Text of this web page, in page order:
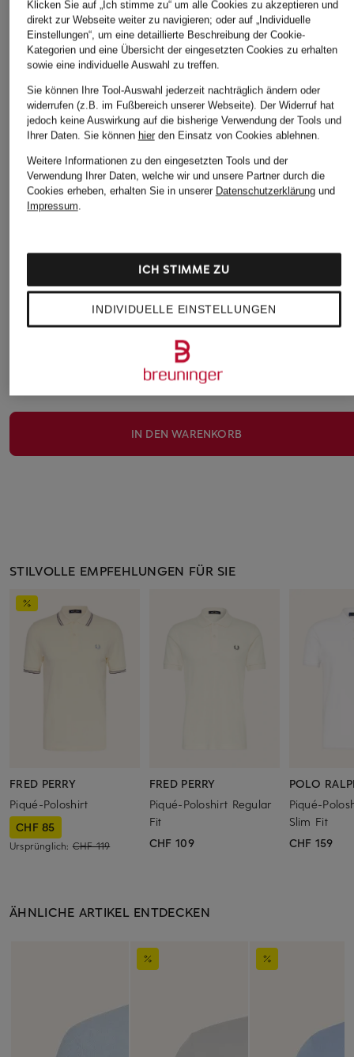
Jetzt Neukunde werden und Preisvorteil sichern. Code
Dieser Artikel fälltnormal aus.
IN DEN WARENKORB
STILVOLLE EMPFEHLUNGEN FÜR SIE
FRED PERRY
Piqué-Poloshirt
CHF 85
Ursprünglich: CHF 119
FRED PERRY
Piqué-Poloshirt Regular
Fit
CHF 109
POLO
Piqué-
Slim Fit
CHF 159
ÄHNLICHE ARTIKEL ENTDECKEN
Klicken Sie auf „Ich stimme zu“ um alle Cookies zu akzeptieren und
direkt zur Webseite weiter zu navigieren; oder auf „Individuelle
Einstellungen“, um eine detaillierte Beschreibung der Cookie-
Kategorien und eine Übersicht der eingesetzten Cookies zu erhalten
sowie eine individuelle Auswahl zu treffen.
Sie können Ihre Tool-Auswahl jederzeit nachträglich ändern oder
widerrufen (z.B. im Fußbereich unserer Webseite). Der Widerruf hat
jedoch keine Auswirkung auf die bisherige Verwendung der Tools und
Ihrer Daten. Sie können hierden Einsatz von Cookies ablehnen.
Weitere Informationen zu den eingesetzten Tools und der
Verwendung Ihrer Daten, welche wir und unsere Partner durch die
Cookies erheben, erhalten Sie in unserer Datenschutzerklärungund
Impressum.
INDIVIDUELLE EINSTELLUNGEN
ICH STIMME ZU